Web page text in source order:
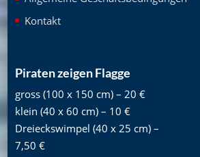
Kontakt
Piraten zeigen Flagge
gross (100 x 150 cm) – 20 €
klein (40 x 60 cm) – 10 €
Dreieckswimpel (40 x 25 cm) –
7,50 €